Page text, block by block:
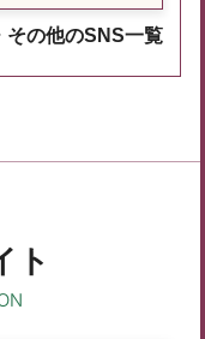
その他のSNS一覧
ト